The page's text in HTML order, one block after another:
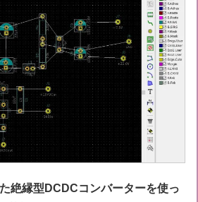
絶縁型DCDCコンバーターを使っ